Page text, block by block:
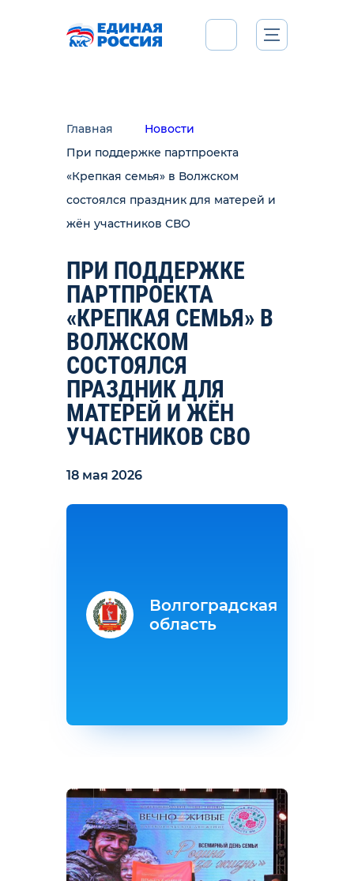
Главная
Новости
При поддержке партпроекта
«Крепкая семья» в Волжском
состоялся праздник для матерей и
жён участников СВО
ПРИ ПОДДЕРЖКЕ
ПАРТПРОЕКТА
«КРЕПКАЯ СЕМЬЯ» В
ВОЛЖСКОМ
СОСТОЯЛСЯ
ПРАЗДНИК ДЛЯ
МАТЕРЕЙ И ЖЁН
УЧАСТНИКОВ СВО
18 мая 2026
Волгоградская
область